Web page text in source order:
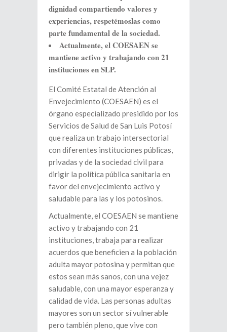
dignidad compartiendo valores y
experiencias, respetémoslas como
parte fundamental de la sociedad.
Actualmente, el COESAEN se
mantiene activo y trabajando con 21
instituciones en SLP.
El Comité Estatal de Atención al
Envejecimiento (COESAEN) es el
órgano especializado presidido por los
Servicios de Salud de San Luis Potosí
que realiza un trabajo intersectorial
con diferentes instituciones públicas,
privadas y de la sociedad civil para
dirigir la política pública sanitaria en
favor del envejecimiento activo y
saludable para las y los potosinos.
Actualmente, el COESAEN se mantiene
activo y trabajando con 21
instituciones, trabaja para realizar
acuerdos que beneficien a la población
adulta mayor potosina y permitan que
estos sean más sanos, con una vejez
saludable, con una mayor esperanza y
calidad de vida. Las personas adultas
mayores son un sector sí vulnerable
pero también pleno, que vive con